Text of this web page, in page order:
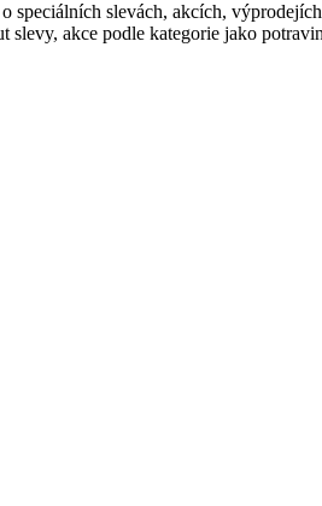
o speciálních slevách, akcích,
akce podle kategorie jako